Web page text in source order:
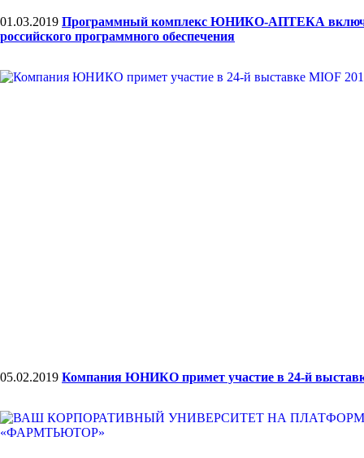
01.03.2019 Программный комплекс ЮНИКО-АПТЕКА
российского программного обеспечения
05.02.2019 Компания ЮНИКО примет участие в 24-й